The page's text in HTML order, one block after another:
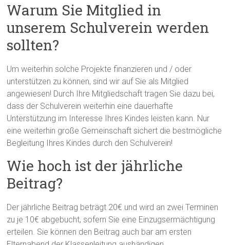
Warum Sie Mitglied in
unserem Schulverein werden
sollten?
Um weiterhin solche Projekte finanzieren und / oder
unterstützen zu können, sind wir auf Sie als Mitglied
angewiesen! Durch Ihre Mitgliedschaft tragen Sie dazu bei,
dass der Schulverein weiterhin eine dauerhafte
Unterstützung im Interesse Ihres Kindes leisten kann. Nur
eine weiterhin große Gemeinschaft sichert die bestmögliche
Begleitung Ihres Kindes durch den Schulverein!
Wie hoch ist der jährliche
Beitrag?
Der jährliche Beitrag beträgt 20€ und wird an zwei Terminen
zu je 10€ abgebucht, sofern Sie eine Einzugsermächtigung
erteilen. Sie können den Beitrag auch bar am ersten